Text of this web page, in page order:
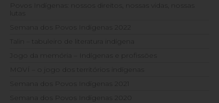
Povos Indígenas: nossos direitos, nossas vidas, nossas
lutas
Semana dos Povos Indígenas 2022
Talin – tabuleiro de literatura indígena
Jogo da memória – Indígenas e profissões
MOVÍ – o jogo dos territórios indígenas
Semana dos Povos Indígenas 2021
Semana dos Povos Indígenas 2020